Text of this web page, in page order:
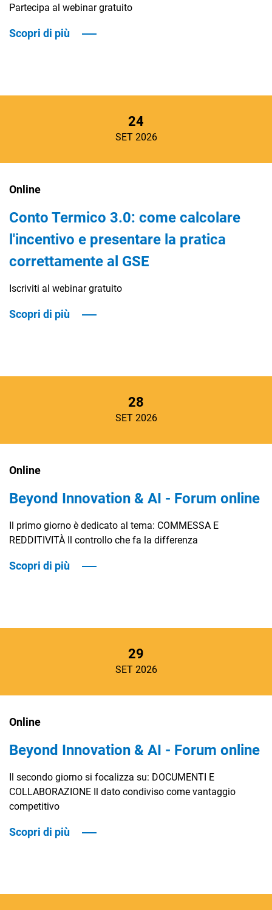
Partecipa al webinar gratuito
Scopri di più
24
SET 2026
Online
Conto Termico 3.0: come calcolare
l'incentivo e presentare la pratica
correttamente al GSE
Iscriviti al webinar gratuito
Scopri di più
28
SET 2026
Online
Beyond Innovation & AI - Forum online
Il primo giorno è dedicato al tema: COMMESSA E
REDDITIVITÀ Il controllo che fa la differenza
Scopri di più
29
SET 2026
Online
Beyond Innovation & AI - Forum online
Il secondo giorno si focalizza su: DOCUMENTI E
COLLABORAZIONE Il dato condiviso come vantaggio
competitivo
Scopri di più